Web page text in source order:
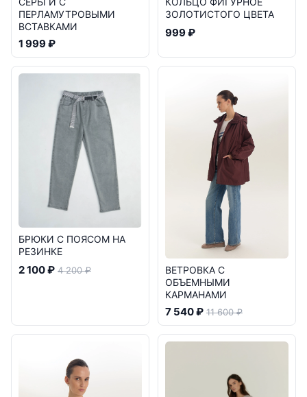
ПЕРЛАМУТРОВЫМИ
ВСТАВКАМИ
1 999 ₽
ЗОЛОТИСТОГО ЦВЕТА
999 ₽
БРЮКИ С ПОЯСОМ НА
РЕЗИНКЕ
2 100 ₽ 4 200 ₽
ВЕТРОВКА С
ОБЪЕМНЫМИ
КАРМАНАМИ
7 540 ₽ 11 600 ₽